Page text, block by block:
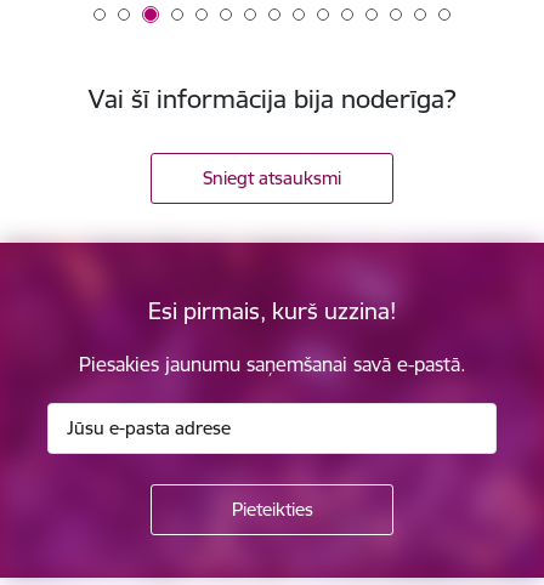
Vai šī informācija bija noderīga?
Sniegt atsauksmi
Esi pirmais, kurš uzzina!
Piesakies jaunumu saņemšanai savā e-pastā.